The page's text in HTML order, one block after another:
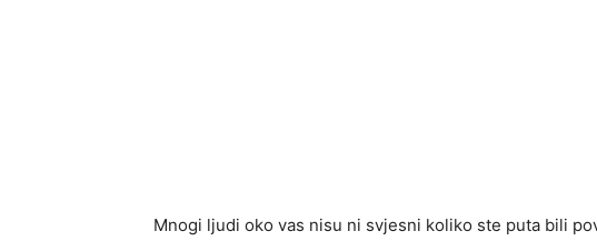
Mnogi ljudi oko vas nisu ni svjesni koliko ste puta bili